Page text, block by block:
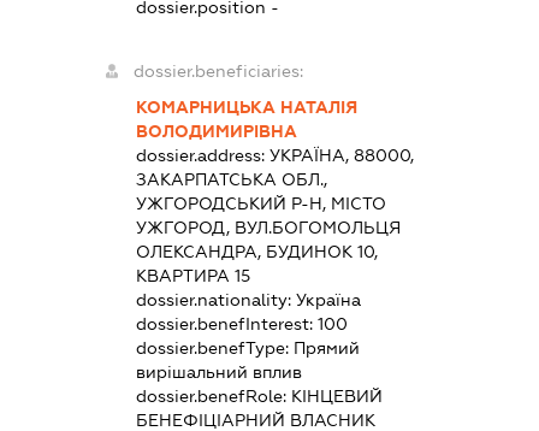
dossier.position -
dossier.beneficiaries:
КОМАРНИЦЬКА НАТАЛІЯ
ВОЛОДИМИРІВНА
dossier.address:УКРАЇНА, 88000,
ЗАКАРПАТСЬКА ОБЛ.,
УЖГОРОДСЬКИЙ Р-Н, МІСТО
УЖГОРОД, ВУЛ.БОГОМОЛЬЦЯ
ОЛЕКСАНДРА, БУДИНОК 10,
КВАРТИРА 15
dossier.nationality:Україна
dossier.benefInterest:100
dossier.benefType: Прямий
вирішальний вплив
dossier.benefRole: КІНЦЕВИЙ
БЕНЕФІЦІАРНИЙ ВЛАСНИК